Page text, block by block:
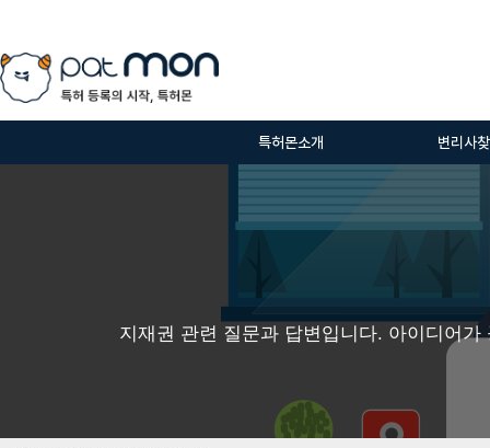
특허몬소개 변리사
지재권 관련 질문과 답변입니다. 아이디어